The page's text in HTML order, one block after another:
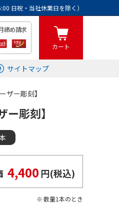
日祝・当社休業日を除く）
締め請求
カート
サイトマップ
ザー彫刻】
ー彫刻】
4,400円(税込)
数量1本のとき